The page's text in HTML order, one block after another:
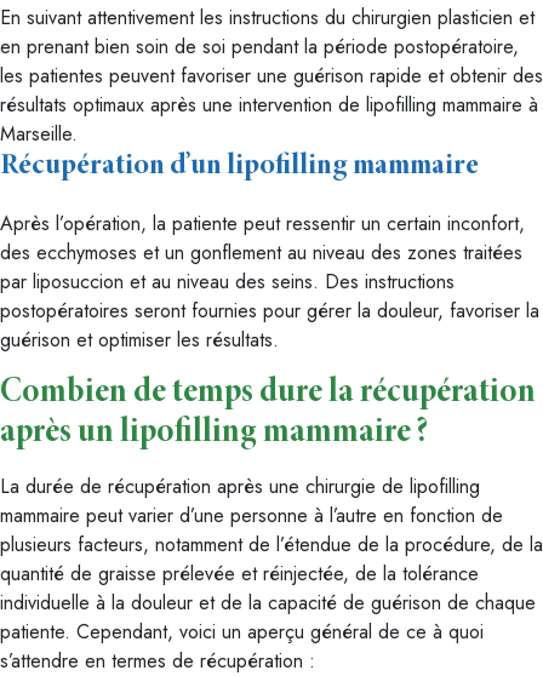
En suivant attentivement les instructions du chirurgien plasticien et
en prenant bien soin de soi pendant la période postopératoire,
les patientes peuvent favoriser une guérison rapide et obtenir des
résultats optimaux après une intervention de lipofilling mammaire à
Marseille.
Récupération d’un lipofilling mammaire
Après l’opération, la patiente peut ressentir un certain inconfort,
des ecchymoses et un gonflement au niveau des zones traitées
par liposuccion et au niveau des seins. Des instructions
postopératoires seront fournies pour gérer la douleur, favoriser la
guérison et optimiser les résultats.
Combien de temps dure la récupération
après un lipofilling mammaire ?
La durée de récupération après une chirurgie de lipofilling
mammaire peut varier d’une personne à l’autre en fonction de
plusieurs facteurs, notamment de l’étendue de la procédure, de la
quantité de graisse prélevée et réinjectée, de la tolérance
individuelle à la douleur et de la capacité de guérison de chaque
patiente. Cependant, voici un aperçu général de ce à quoi
s’attendre en termes de récupération :